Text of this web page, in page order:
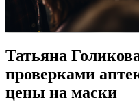
Татьяна
проверками
цены на маски